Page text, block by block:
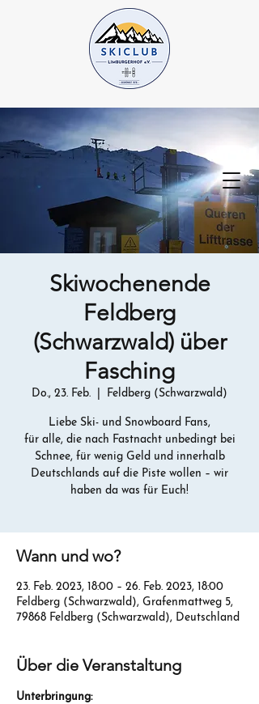
Skiwochenende
Feldberg
(Schwarzwald) über
Fasching
Do., 23. Feb. Feldberg (Schwarzwald)
Liebe Ski- und Snowboard Fans,
für alle, die nach Fastnacht unbedingt bei
Schnee, für wenig Geld und innerhalb
Deutschlands auf die Piste wollen – wir
haben da was für Euch!
Wann und wo?
23. Feb. 2023, 18:00 – 26. Feb. 2023, 18:00
Feldberg (Schwarzwald), Grafenmattweg 5,
79868 Feldberg (Schwarzwald), Deutschland
Über die Veranstaltung
Unterbringung: